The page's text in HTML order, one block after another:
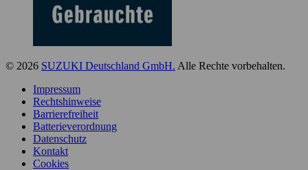
© 2026 SUZUKI Deutschland GmbH. Alle Rechte vorbehalten.
Impressum
Rechtshinweise
Barrierefreiheit
Batterieverordnung
Datenschutz
Kontakt
Cookies